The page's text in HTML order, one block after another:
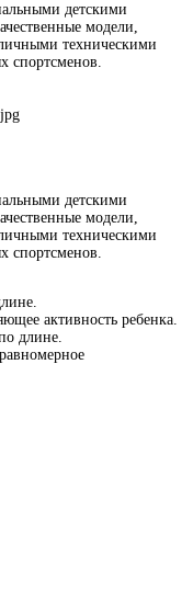
детскими
модели,
техническими
спортсменов.
детскими
модели,
техническими
спортсменов.
активность ребенка.
длине.